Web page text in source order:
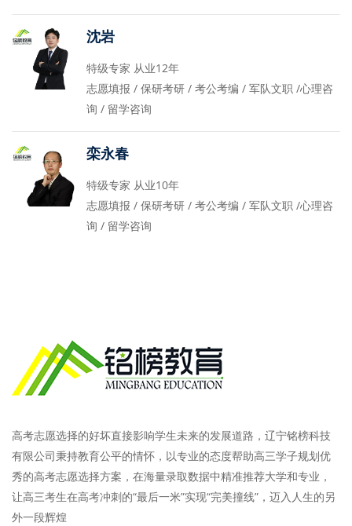
沈岩
特级专家 从业12年
志愿填报 / 保研考研 / 考公考编 / 军队文职 /心理咨
询 / 留学咨询
栾永春
特级专家 从业10年
志愿填报 / 保研考研 / 考公考编 / 军队文职 /心理咨
询 / 留学咨询
高考志愿选择的好坏直接影响学生未来的发展道路，辽宁铭榜科技
有限公司秉持教育公平的情怀，以专业的态度帮助高三学子规划优
秀的高考志愿选择方案，在海量录取数据中精准推荐大学和专业，
让高三考生在高考冲刺的“最后一米”实现“完美撞线”，迈入人生的另
外一段辉煌